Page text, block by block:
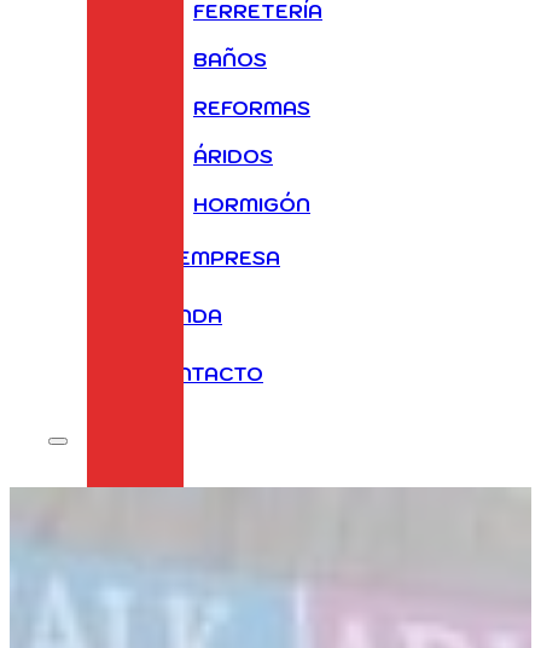
FERRETERÍA
BAÑOS
REFORMAS
ÁRIDOS
HORMIGÓN
LA EMPRESA
TIENDA
CONTACTO